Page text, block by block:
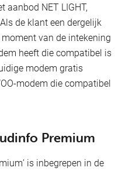
aanbod NET LIGHT,
de klant een dergelijk
van de intekening
heeft die compatibel is
modem gratis
modem die compatibel
Premium
is inbegrepen in de